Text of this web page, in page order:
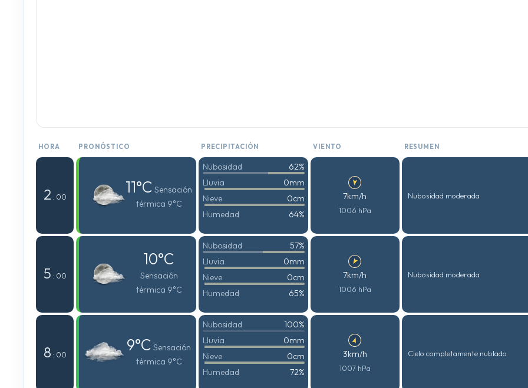
HORA PRONÓSTICO PRECIPITACIÓN VIENTO RESUMEN
2 : 00 11°C Sensación
térmica 9°C
Nubosidad
62%
Lluvia
0mm
Nieve
0cm
Humedad
64%
7km/h
1006 hPa
Nubosidad moderada
5 : 00
10°C
Sensación
térmica 9°C
Nubosidad
57%
Lluvia
0mm
Nieve
0cm
Humedad
65%
7km/h
1006 hPa
Nubosidad moderada
8 : 00 9°C Sensación
térmica 9°C
Nubosidad
100%
Lluvia
0mm
Nieve
0cm
Humedad
72%
3km/h
1007 hPa
Cielo completamente nublado